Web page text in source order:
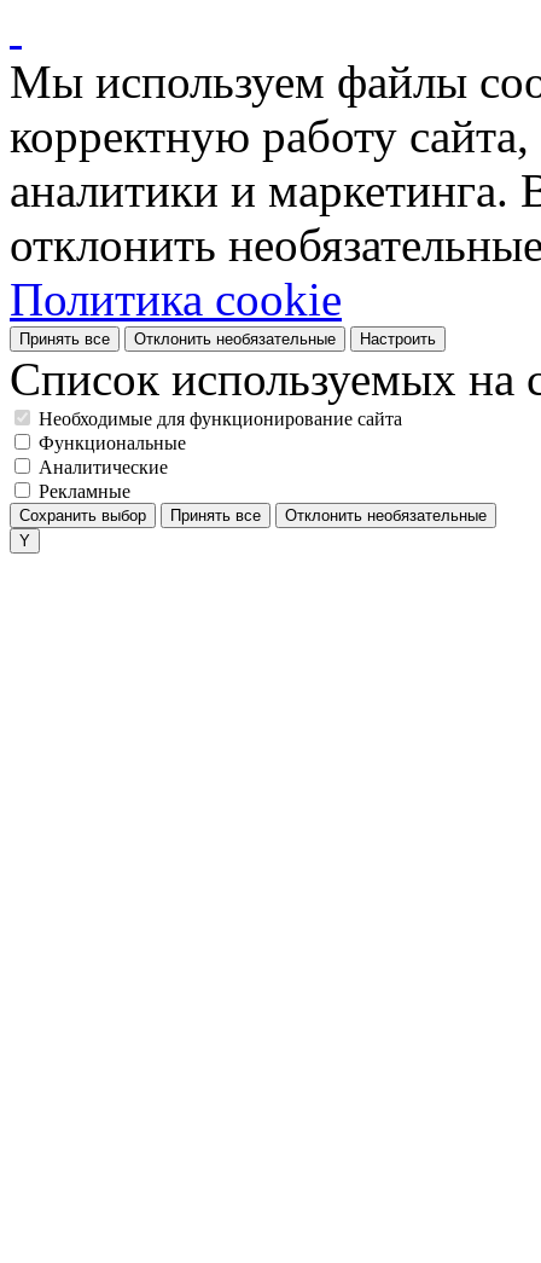
Мы используем файлы
корректную работу
аналитики и
отклонить
Политика cookie
Принять все Отклонить необязательные Настроить
Список используемых на
Необходимые для функционирование сайта
Функциональные
Аналитические
Рекламные
Сохранить выбор Принять все Отклонить необязательные